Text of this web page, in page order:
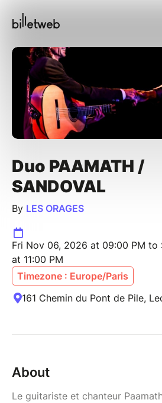
Duo PAAMATH /
SANDOVAL
By LES ORAGES
Fri Nov 06, 2026 at 09:00 PM to
at 11:00 PM
Timezone : Europe/Paris
161 Chemin du Pont de Pile,
About
Le guitariste et chanteur